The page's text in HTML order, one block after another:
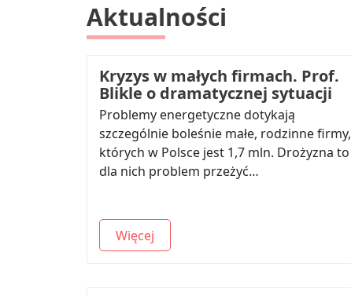
Aktualności
Kryzys w małych firmach. Prof.
Blikle o dramatycznej sytuacji
Problemy energetyczne dotykają
szczególnie boleśnie małe, rodzinne firmy,
których w Polsce jest 1,7 mln. Drożyzna to
dla nich problem przeżyć…
Więcej